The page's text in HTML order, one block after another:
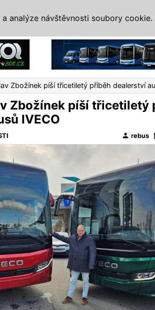
Zbožínek píší třicetiletý příběh dealerství
Zbožínek píší třicetiletý
IVECO
person rebus
analýze návštěvnosti soubory